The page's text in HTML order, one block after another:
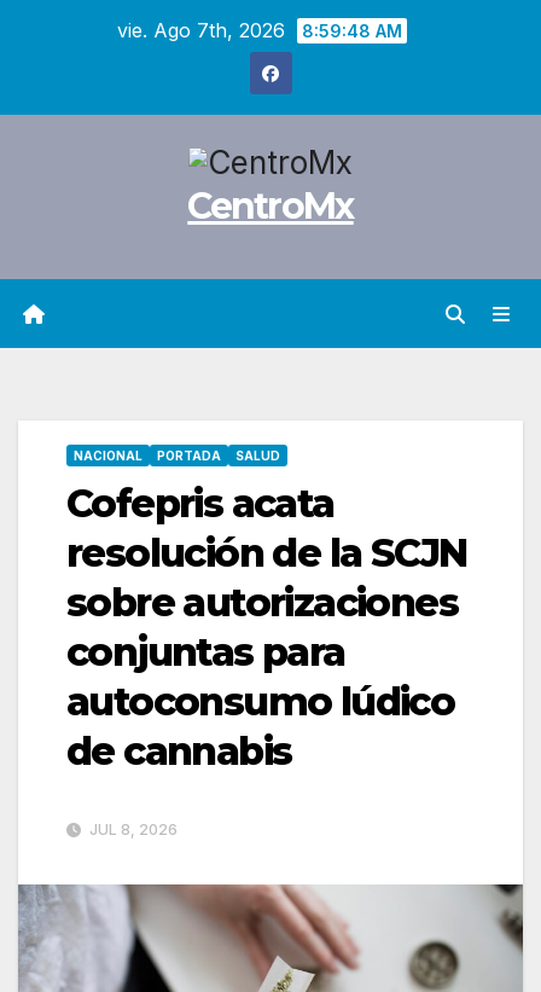
vie. Ago 7th, 2026 8:59:49 AM
CentroMx
NACIONAL PORTADA SALUD
Cofepris acata
resolución de la SCJN
sobre autorizaciones
conjuntas para
autoconsumo lúdico
de cannabis
JUL 8, 2026